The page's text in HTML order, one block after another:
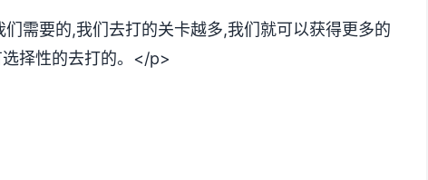
需要的,我们去打的关卡越多,我们就可以获得更多的
择性的去打的。</p>